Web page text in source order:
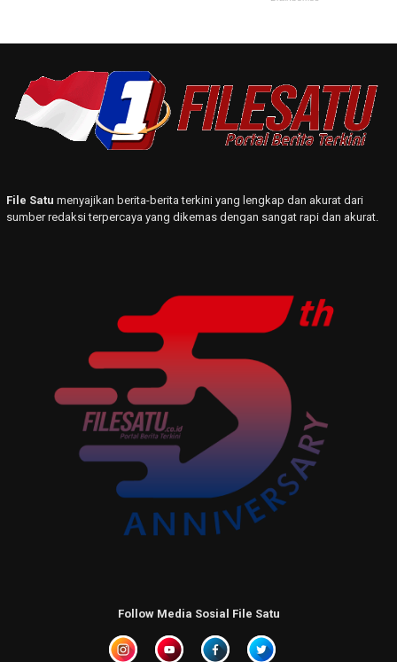
File Satu menyajikan berita-berita terkini yang lengkap dan akurat dari
sumber redaksi terpercaya yang dikemas dengan sangat rapi dan akurat.
Follow Media Sosial File Satu